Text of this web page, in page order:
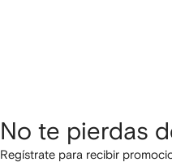
No te pierdas
Regístrate para recibir